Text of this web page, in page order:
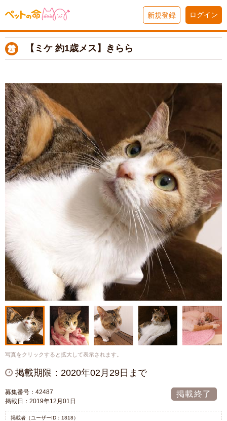
新規登録 ログイン
【ミケ 約1歳メス】きらら
写真をクリックすると拡大して表示されます。
掲載期限：2020年02月29日まで
募集番号：42487
掲載日：2019年12月01日
掲載終了
掲載者（ユーザーID：1818）